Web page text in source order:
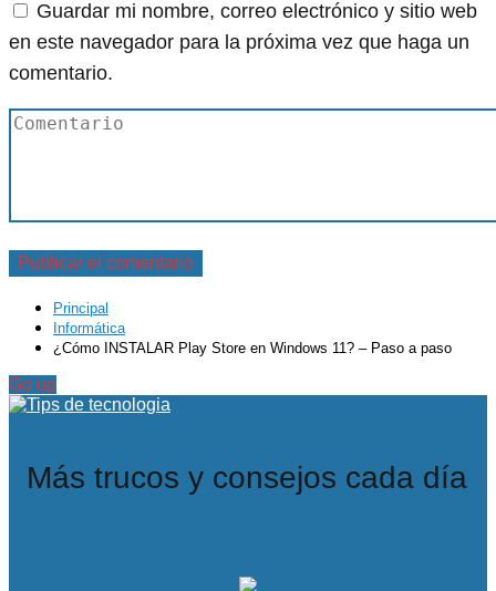
Guardar mi nombre, correo electrónico y sitio web
en este navegador para la próxima vez que haga un
comentario.
Principal
Informática
¿Cómo INSTALAR Play Store en Windows 11? – Paso a paso
Go up
Más trucos y consejos cada día